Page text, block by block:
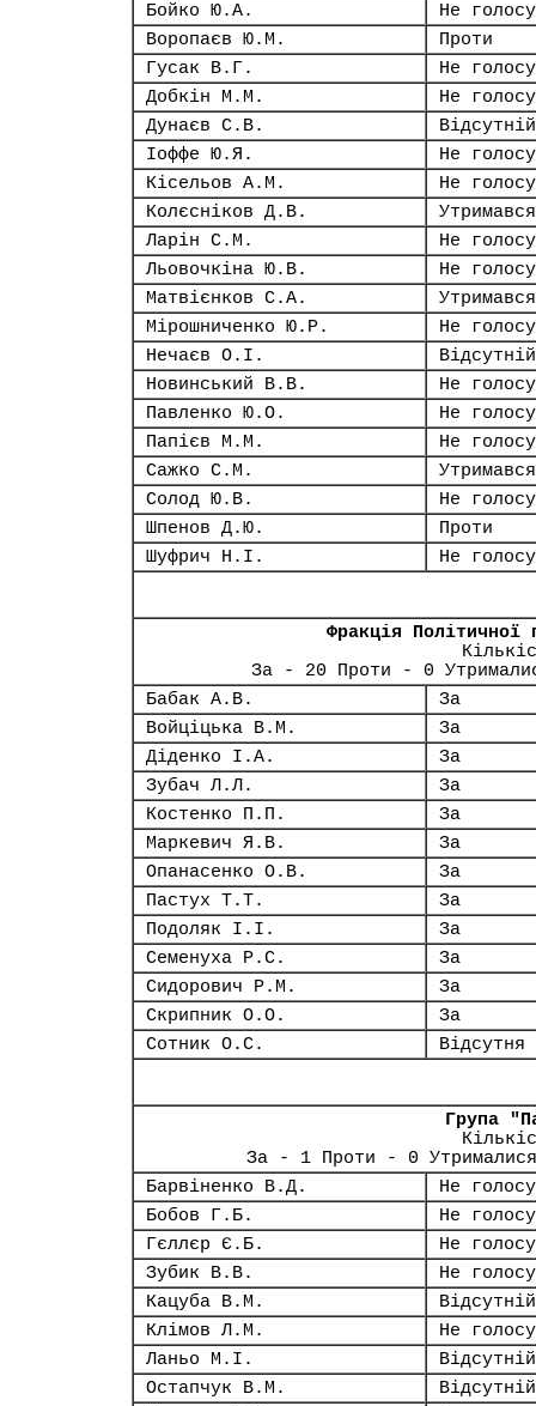
Бойко Ю.А.
Не
Воропаєв Ю.М.
Проти
Гусак В.Г.
Не
Добкін М.М.
Не
Дунаєв С.В.
Відсутній
Іоффе Ю.Я.
Не
Кісельов А.М.
Не
Колєсніков Д.В.
Утримався
Ларін С.М.
Не
Льовочкіна Ю.В.
Не
Матвієнков С.А.
Утримався
Мірошниченко Ю.Р.
Не
Нечаєв О.І.
Відсутній
Новинський В.В.
Не
Павленко Ю.О.
Не
Папієв М.М.
Не
Сажко С.М.
Утримався
Солод Ю.В.
Не
Шпенов Д.Ю.
Проти
Шуфрич Н.І.
Не
Фракція Політичної
За - 20 Проти - 0
Бабак А.В.
За
Войціцька В.М.
За
Діденко І.А.
За
Зубач Л.Л.
За
Костенко П.П.
За
Маркевич Я.В.
За
Опанасенко О.В.
За
Пастух Т.Т.
За
Подоляк І.І.
За
Семенуха Р.С.
За
Сидорович Р.М.
За
Скрипник О.О.
За
Сотник О.С.
Відсутня
Група
За - 1 Проти - 0
Барвіненко В.Д.
Не
Бобов Г.Б.
Не
Гєллєр Є.Б.
Не
Зубик В.В.
Не
Кацуба В.М.
Відсутній
Клімов Л.М.
Не
Ланьо М.І.
Відсутній
Остапчук В.М.
Відсутній